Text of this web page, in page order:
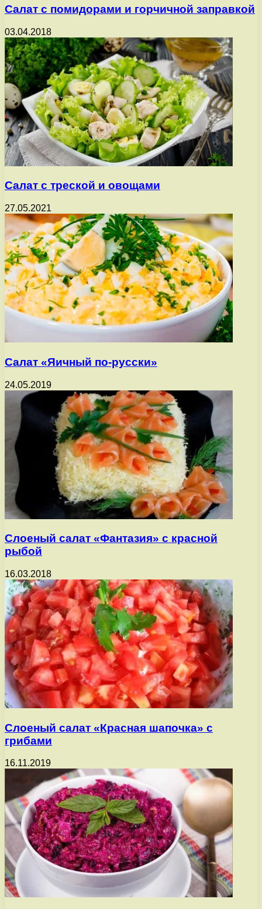
Салат с помидорами и горчичной заправкой
03.04.2018
Салат с треской и овощами
27.05.2021
Салат «Яичный по-русски»
24.05.2019
Слоеный салат «Фантазия» с красной
рыбой
16.03.2018
Слоеный салат «Красная шапочка» с
грибами
16.11.2019